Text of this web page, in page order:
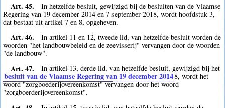
Art. 45.
In hetzelfde besluit, gewijzigd bij de besluiten van de Vlaamse
Regering van 19 december 2014 en 7 september 2018, wordt hoofdstuk 3,
dat bestaat uit artikel 7 en 8, opgeheven.
Art. 46.
In artikel 11 en 12, tweede lid, van hetzelfde besluit worden de
woorden "het landbouwbeleid en de zeevisserij" vervangen door de woorden
"de landbouw".
Art. 47. In artikel 13, derde lid, van hetzelfde besluit, gewijzigd bij het
besluit van de Vlaamse Regering van 19 december 20148, wordt het
woord "zorgboederijovereenkomst" vervangen door het woord
"zorgboerderijovereenkomst".